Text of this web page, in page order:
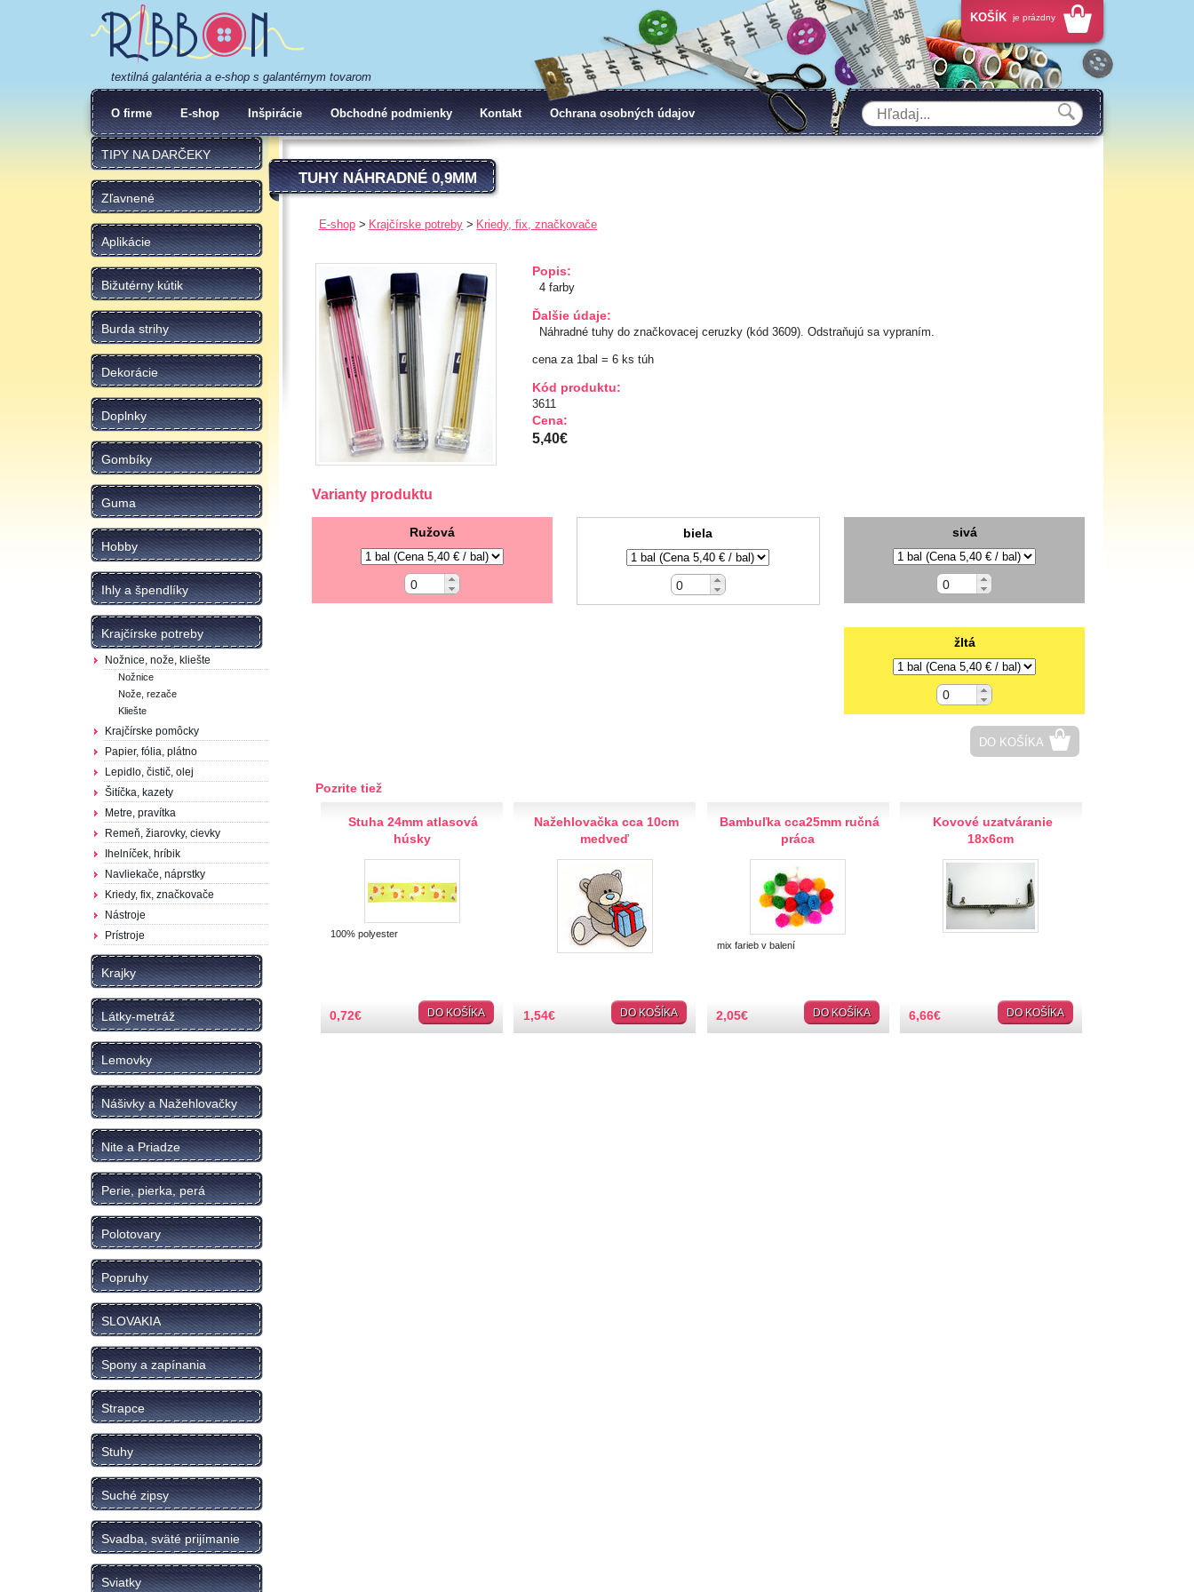
textilná galantéria a e-shop s galantérnym tovarom
KOŠÍK je prázdny
O firme E-shop Inšpirácie Obchodné podmienky Kontakt Ochrana osobných údajov
TIPY NA DARČEKY
Zľavnené
Aplikácie
Bižutérny kútik
Burda strihy
Dekorácie
Doplnky
Gombíky
Guma
Hobby
Ihly a špendlíky
Krajčírske potreby
Nožnice, nože, kliešte
Nožnice
Nože, rezače
Kliešte
Krajčírske pomôcky
Papier, fólia, plátno
Lepidlo, čistič, olej
Šitíčka, kazety
Metre, pravítka
Remeň, žiarovky, cievky
Ihelníček, hríbik
Navliekače, náprstky
Kriedy, fix, značkovače
Nástroje
Prístroje
Krajky
Látky-metráž
Lemovky
Nášivky a Nažehlovačky
Nite a Priadze
Perie, pierka, perá
Polotovary
Popruhy
SLOVAKIA
Spony a zapínania
Strapce
Stuhy
Suché zipsy
Svadba, sväté prijímanie
Sviatky
TUHY NÁHRADNÉ 0,9MM
E-shop Krajčírske potreby Kriedy, fix, značkovače
Popis:
4 farby
Ďalšie údaje:
Náhradné tuhy do značkovacej ceruzky (kód 3609). Odstraňujú sa vypraním.
cena za 1bal = 6 ks túh
Kód produktu:
3611
Cena:
5,40€
Varianty produktu
Ružová biela sivá
žltá
DO KOŠÍKA
Pozrite tiež
Stuha 24mm atlasová
húsky
100% polyester
0,72€ DO KOŠÍKA
Nažehlovačka cca 10cm
medveď
1,54€ DO KOŠÍKA
Bambuľka cca25mm ručná
práca
mix farieb v balení
2,05€ DO KOŠÍKA
Kovové uzatváranie
18x6cm
6,66€ DO KOŠÍKA